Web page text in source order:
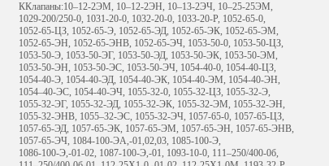
ККлапаны:10–12-2ЭМ, 10–12-2ЭН, 10–13-2ЭЧ, 10–25-25ЭМ,
1029-200/250-0, 1031-20-0, 1032-20-0, 1033-20-Р, 1052-65-0,
1052-65-ЦЗ, 1052-65-Э, 1052-65-ЭД, 1052-65-ЭК, 1052-65-ЭМ,
1052-65-ЭН, 1052-65-ЭНВ, 1052-65-ЭЧ, 1053-50-0, 1053-50-ЦЗ,
1053-50-Э, 1053-50-ЭГ, 1053-50-ЭД, 1053-50-ЭК, 1053-50-ЭМ,
1053-50-ЭН, 1053-50-ЭС, 1053-50-ЭЧ, 1054-40-0, 1054-40-ЦЗ,
1054-40-Э, 1054-40-ЭД, 1054-40-ЭК, 1054-40-ЭМ, 1054-40-ЭН,
1054–40-ЭС, 1054-40-ЭЧ, 1055-32-0, 1055-32-ЦЗ, 1055-32-Э,
1055-32-ЭГ, 1055-32-ЭД, 1055-32-ЭК, 1055-32-ЭМ, 1055-32-ЭН,
1055-32-ЭНВ, 1055–32-ЭС, 1055-32-ЭЧ, 1057-65-0, 1057-65-ЦЗ,
1057-65-ЭД, 1057-65-ЭК, 1057-65-ЭМ, 1057-65-ЭН, 1057-65-ЭНВ,
1057-65-ЭЧ, 1084-100-ЭА,-01,02,03, 1085-100-Э,
1086-100-Э,-01-02, 1087-100-Э,-01, 1093-10-0, 111–250/400-0б,